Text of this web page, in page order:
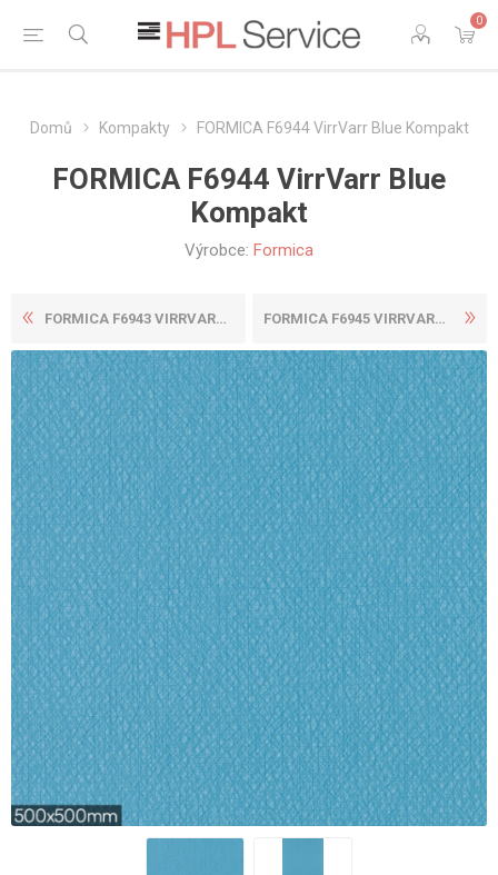
0
Domů Kompakty FORMICA F6944 VirrVarr Blue Kompakt
FORMICA F6944 VirrVarr Blue
Kompakt
Výrobce: Formica
FORMICA F6943 VIRRVARR WHIT... FORMICA F6945 VIRRVARR BLAC...